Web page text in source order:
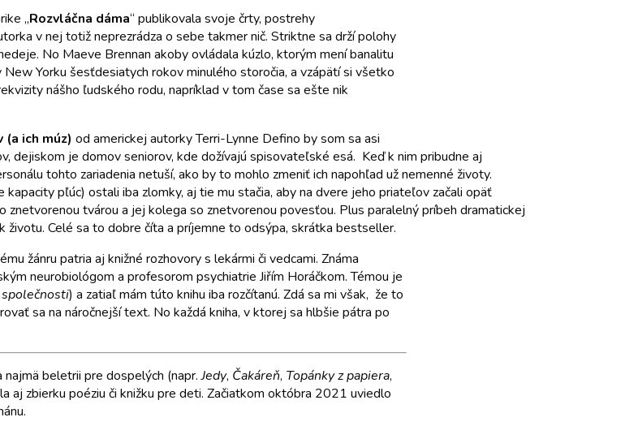
„Rozvláčna dáma“ publikovala svoje črty, postrehy
v nej totiž neprezrádza o sebe takmer nič. Striktne sa drží polohy
No Maeve Brennan akoby ovládala kúzlo, ktorým mení banalitu
Yorku šesťdesiatych rokov minulého storočia, a vzápätí si všetko
nášho ľudského rodu, napríklad v tom čase sa ešte nik
ich múz) od americkej autorky Terri-Lynne Defino by som sa asi
dejiskom je domov seniorov, kde dožívajú spisovateľské esá. Keď k nim pribudne aj
tohto zariadenia netuší, ako by to mohlo zmeniť ich napohľad už nemenné životy.
pľúc) ostali iba zlomky, aj tie mu stačia, aby na dvere jeho priateľov začali opäť
tvárou a jej kolega so znetvorenou povesťou. Plus paralelný príbeh dramatickej
Celé sa to dobre číta a príjemne to odsýpa, skrátka bestseller.
žánru patria aj knižné rozhovory s lekármi či vedcami. Známa
neurobiológom a profesorom psychiatrie Jiřím Horáčkom. Témou je
) a zatiaľ mám túto knihu iba rozčítanú. Zdá sa mi však, že to
sa na náročnejší text. No každá kniha, v ktorej sa hlbšie pátra po
najmä beletrii pre dospelých (napr.Jedy, Čakáreň, Topánky z papiera,
aj zbierku poéziu či knižku pre deti. Začiatkom októbra 2021 uviedlo